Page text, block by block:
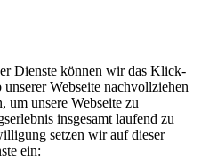
Dienste können wir das Klick-
Webseite nachvollziehen
um unsere Webseite zu
insgesamt laufend zu
setzen wir auf dieser
ein: